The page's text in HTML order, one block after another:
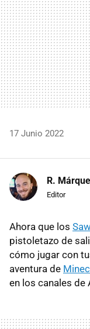
17 Junio 2022
R.
Editor
Ahora que los
pistoletazo de
cómo jugar con
aventura de
en los canales de